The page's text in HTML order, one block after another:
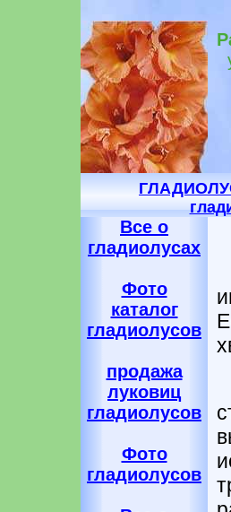
Все о
гладиолусах
Фото
каталог
гладиолусов
продажа
луковиц
гладиолусов
Фото
гладиолусов